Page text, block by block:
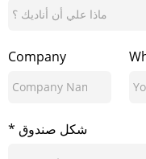
Company
* شكل صندوق